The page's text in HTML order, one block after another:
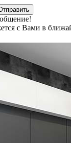
с Вами в